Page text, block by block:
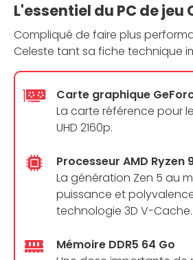
L'essentiel du PC de jeu
Compliqué de faire plus
Celeste tant sa fiche technique
Carte graphique
La carte référence pour
UHD 2160p.
Processeur AMD Ryzen
La génération Zen 5 au
puissance et
technologie 3D V-Cache.
Mémoire DDR5 64 Go